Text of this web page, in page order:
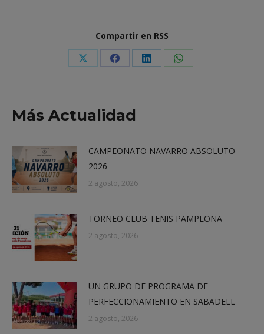
Compartir en RSS
Share Share Share Share
Más Actualidad
CAMPEONATO NAVARRO ABSOLUTO
2026
2 agosto, 2026
TORNEO CLUB TENIS PAMPLONA
2 agosto, 2026
UN GRUPO DE PROGRAMA DE
PERFECCIONAMIENTO EN SABADELL
2 agosto, 2026